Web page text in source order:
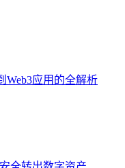
Web3应用的全解析